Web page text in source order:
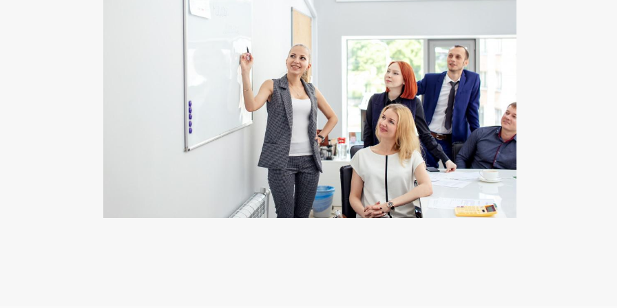
Прекращается начисление штрафов и пеней
Закрываются исполнительные производства, предпринятые против вас.
Происходит списание всех долгов или уменьшение ежемесячных
кредитам.
Ваш город Москва?